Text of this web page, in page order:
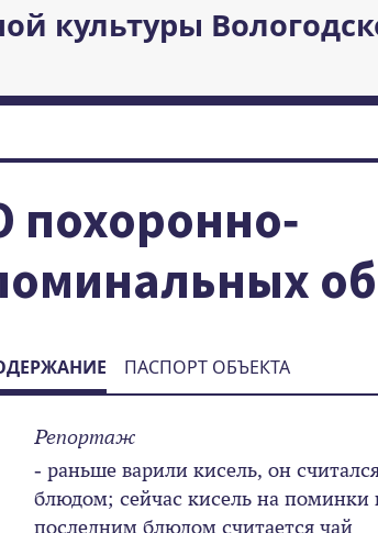
культуры
похоронно-
ПАСПОРТ ОБЪЕКТА
Репортаж
- раньше варили кисель, он
блюдом; сейчас кисель на поминки
последним блюдом считается чай